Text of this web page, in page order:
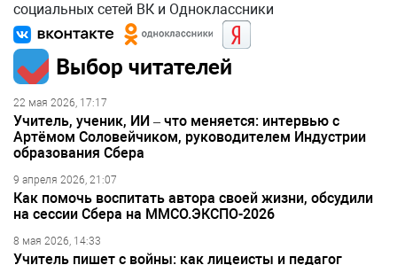
социальных сетей ВК и Одноклассники
Выбор читателей
22 мая 2026, 17:17
Учитель, ученик, ИИ – что меняется: интервью с
Артёмом Соловейчиком, руководителем Индустрии
образования Сбера
9 апреля 2026, 21:07
Как помочь воспитать автора своей жизни, обсудили
на сессии Сбера на ММСО.ЭКСПО-2026
8 мая 2026, 14:33
Учитель пишет с войны: как лицеисты и педагог